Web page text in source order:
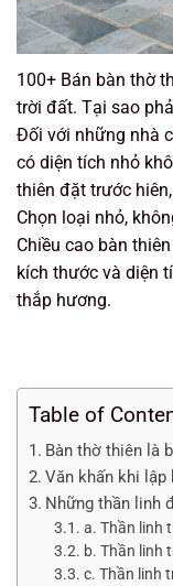
100+ Bán bàn thờ
trời đất. Tại sao
Đối với những nhà
có diện tích nhỏ
thiên đặt trước
Chọn loại nhỏ,
Chiều cao bàn
kích thước và diện
thắp hương.
Table of
Bàn thờ thiên là
Văn khấn khi lập
Những thần linh
a. Thần linh
b. Thần linh
c. Thần linh